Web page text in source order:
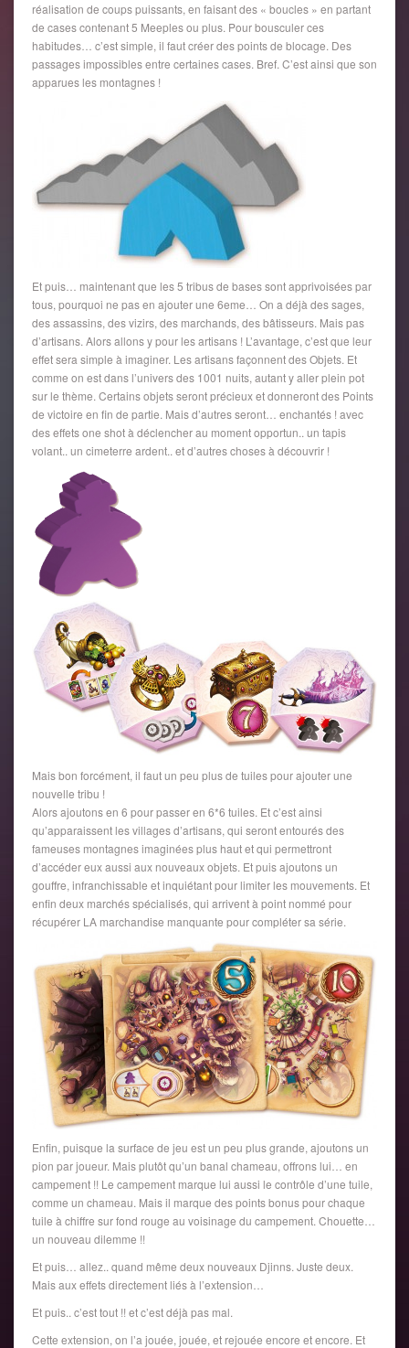
réalisation de coups puissants, en faisant des « boucles » en partant
de cases contenant 5 Meeples ou plus. Pour bousculer ces
habitudes… c’est simple, il faut créer des points de blocage. Des
passages impossibles entre certaines cases. Bref. C’est ainsi que son
apparues les montagnes !
Et puis… maintenant que les 5 tribus de bases sont apprivoisées par
tous, pourquoi ne pas en ajouter une 6eme… On a déjà des sages,
des assassins, des vizirs, des marchands, des bâtisseurs. Mais pas
d’artisans. Alors allons y pour les artisans ! L’avantage, c’est que leur
effet sera simple à imaginer. Les artisans façonnent des Objets. Et
comme on est dans l’univers des 1001 nuits, autant y aller plein pot
sur le thème. Certains objets seront précieux et donneront des Points
de victoire en fin de partie. Mais d’autres seront… enchantés ! avec
des effets one shot à déclencher au moment opportun.. un tapis
volant.. un cimeterre ardent.. et d’autres choses à découvrir !
Mais bon forcément, il faut un peu plus de tuiles pour ajouter une
nouvelle tribu !
Alors ajoutons en 6 pour passer en 6*6 tuiles. Et c’est ainsi
qu’apparaissent les villages d’artisans, qui seront entourés des
fameuses montagnes imaginées plus haut et qui permettront
d’accéder eux aussi aux nouveaux objets. Et puis ajoutons un
gouffre, infranchissable et inquiétant pour limiter les mouvements. Et
enfin deux marchés spécialisés, qui arrivent à point nommé pour
récupérer LA marchandise manquante pour compléter sa série.
Enfin, puisque la surface de jeu est un peu plus grande, ajoutons un
pion par joueur. Mais plutôt qu’un banal chameau, offrons lui… en
campement !! Le campement marque lui aussi le contrôle d’une tuile,
comme un chameau. Mais il marque des points bonus pour chaque
tuile à chiffre sur fond rouge au voisinage du campement. Chouette…
un nouveau dilemme !!
Et puis… allez.. quand même deux nouveaux Djinns. Juste deux.
Mais aux effets directement liés à l’extension…
Et puis.. c’est tout !! et c’est déjà pas mal.
Cette extension, on l’a jouée, jouée, et rejouée encore et encore. Et